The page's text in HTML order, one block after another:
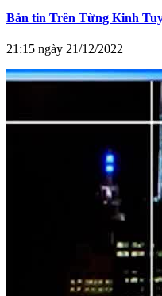
Bản tin Trên Từng Kinh
21:15 ngày 21/12/2022